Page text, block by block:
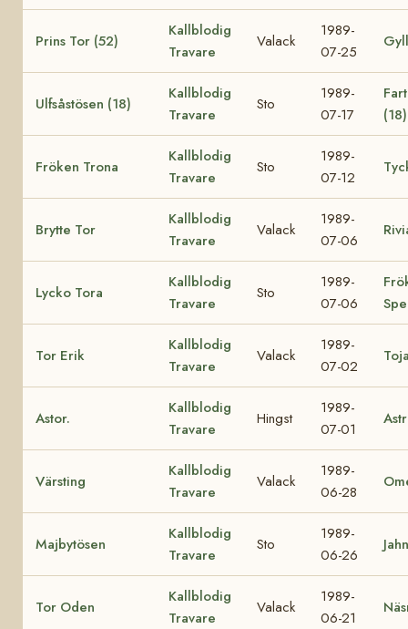
Prins Tor (52)
Kallblodig
Travare
Valack
1989-
07-25
Ulfsåstösen (18)
Kallblodig
Travare
Sto
1989-
07-17
(18)
Fröken Trona
Kallblodig
Travare
Sto
1989-
07-12
Brytte Tor
Kallblodig
Travare
Valack
1989-
07-06
Lycko Tora
Kallblodig
Travare
Sto
1989-
07-06
Tor Erik
Kallblodig
Travare
Valack
1989-
07-02
Astor.
Kallblodig
Travare
Hingst
1989-
07-01
Värsting
Kallblodig
Travare
Valack
1989-
06-28
Majbytösen
Kallblodig
Travare
Sto
1989-
06-26
Tor Oden
Kallblodig
Travare
Valack
1989-
06-21